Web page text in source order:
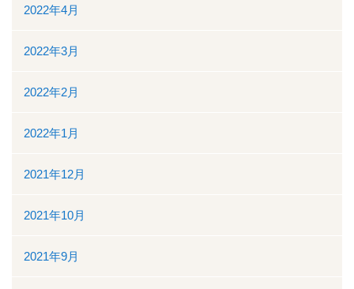
2022年4月
2022年3月
2022年2月
2022年1月
2021年12月
2021年10月
2021年9月